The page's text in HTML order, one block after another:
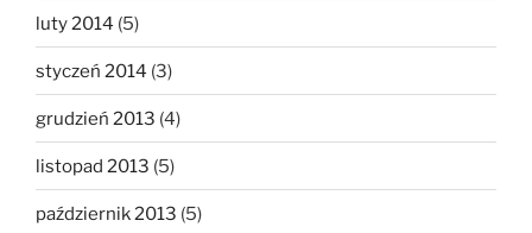
luty 2014 (5)
styczeń 2014 (3)
grudzień 2013 (4)
listopad 2013 (5)
październik 2013 (5)